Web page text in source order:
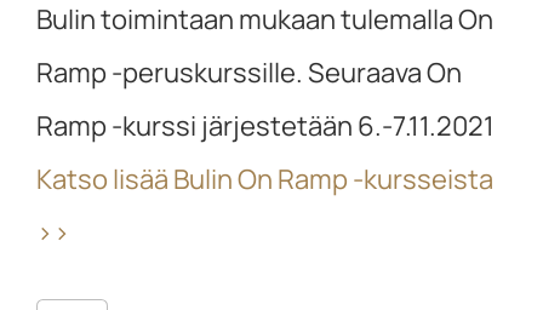
Bulin toimintaan mukaan tulemalla On
Ramp -peruskurssille. Seuraava On
Ramp -kurssi järjestetään 6.-7.11.2021
Katso lisää Bulin On Ramp -kursseista
>>